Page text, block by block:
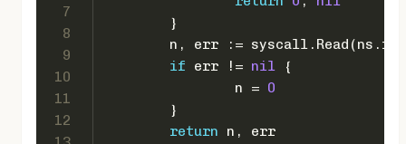
7
8
9
10
11
12
	}
n, err :=
if err != nil {
		n =
0
	}
return n, err